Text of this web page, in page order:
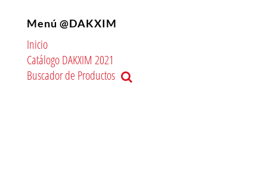
Menú @DAKXIM
Inicio
Catálogo DAKXIM 2021
Buscador de Productos